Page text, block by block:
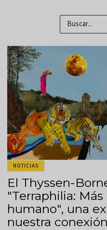
NOTICIAS
El Thyssen-
"Terraphilia:
humano", una
nuestra